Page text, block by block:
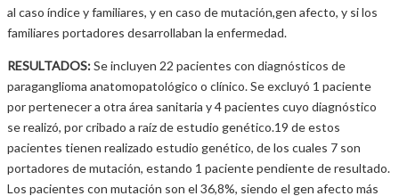
al caso índice y familiares, y en caso de mutación,gen afecto, y si los
familiares portadores desarrollaban la enfermedad.
RESULTADOS:Se incluyen 22 pacientes con diagnósticos de
paraganglioma anatomopatológico o clínico. Se excluyó 1 paciente
por pertenecer a otra área sanitaria y 4 pacientes cuyo diagnóstico
se realizó, por cribado a raíz de estudio genético.19 de estos
pacientes tienen realizado estudio genético, de los cuales 7 son
portadores de mutación, estando 1 paciente pendiente de resultado.
Los pacientes con mutación son el 36,8%, siendo el gen afecto más